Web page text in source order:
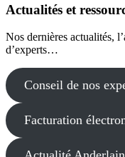
Actualités et
Nos dernières actualités,
d’experts…
Conseil de nos
Facturation